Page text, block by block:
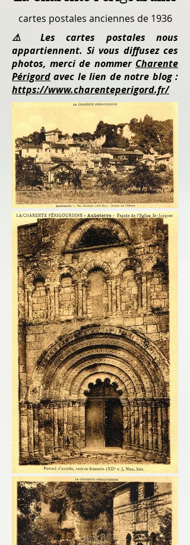
cartes postales anciennes de 1936
⚠️ Les cartes postales nous
appartiennent. Si vous diffusez ces
photos, merci de nommer Charente
Périgord avec le lien de notre blog :
https://www.charenteperigord.fr/